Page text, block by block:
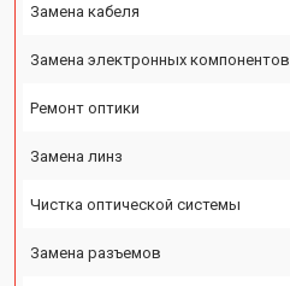
Замена кабеля
Замена электронных компонентов
Ремонт оптики
Замена линз
Чистка оптической системы
Замена разъемов